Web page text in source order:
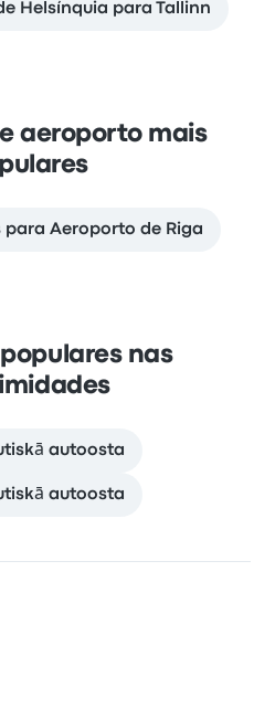
Helsínquia para Tallinn
aeroporto mais
para Aeroporto de Riga
nas
autoosta
autoosta